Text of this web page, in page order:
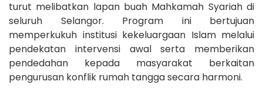
turut melibatkan lapan buah Mahkamah Syariah di
seluruh Selangor. Program ini bertujuan
memperkukuh institusi kekeluargaan Islam melalui
pendekatan intervensi awal serta memberikan
pendedahan kepada masyarakat berkaitan
pengurusan konflik rumah tangga secara harmoni.